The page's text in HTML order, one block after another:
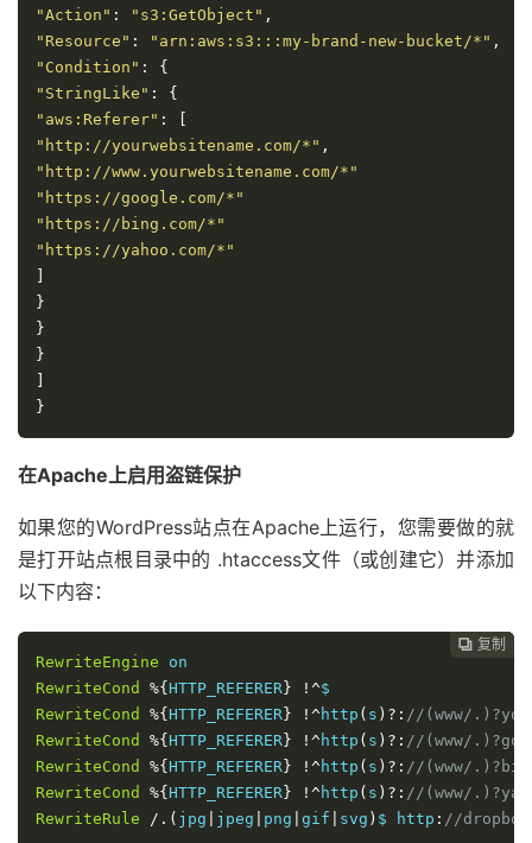
"Action" : "s3:GetObject" ,
"Resource" : "arn:aws:s3:::my-brand-new-bucket/*" ,
"Condition" :
{
"StringLike" :
{
"aws:Referer" :
"http://yourwebsitename.com/*" ,
"http://www.yourwebsitename.com/*"
"https://google.com/*"
"https://bing.com/*"
"https://yahoo.com/*"
}
}
}
}
在Apache上启用盗链保护
如果您的WordPress站点在Apache上运行，您需要做的就
是打开站点根目录中的 .htaccess文件（或创建它）并添加
以下内容：
 复制
 复制
 复制
 复制
RewriteEngine
RewriteCond
%{ HTTP_REFERER } !^
RewriteCond
%{ HTTP_REFERER } !^ http ( s )?: //(www/
RewriteCond
%{ HTTP_REFERER } !^ http ( s )?: //(www/
RewriteCond
%{ HTTP_REFERER } !^ http ( s )?: //(www/
RewriteCond
%{ HTTP_REFERER } !^ http ( s )?: //(www/
RewriteRule
/.( jpg jpeg png gif svg ) $ http : //